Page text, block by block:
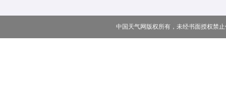
中国天气网版权所有，未经书面授权